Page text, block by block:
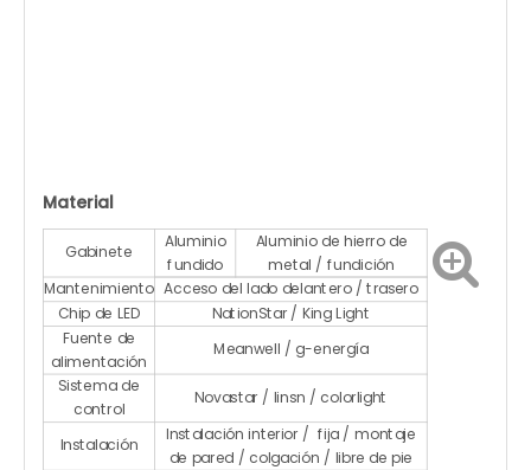
Material
Gabinete
Aluminio
fundido
Aluminio de hierro de
metal / fundición
Mantenimiento Acceso del lado delantero / trasero
Chip de LED NationStar / King Light
Fuente de
alimentación
Meanwell / g-energía
Sistema de
control
Novastar / linsn / colorlight
Instalación
Instalación interior / fija / montaje
de pared / colgación / libre de pie